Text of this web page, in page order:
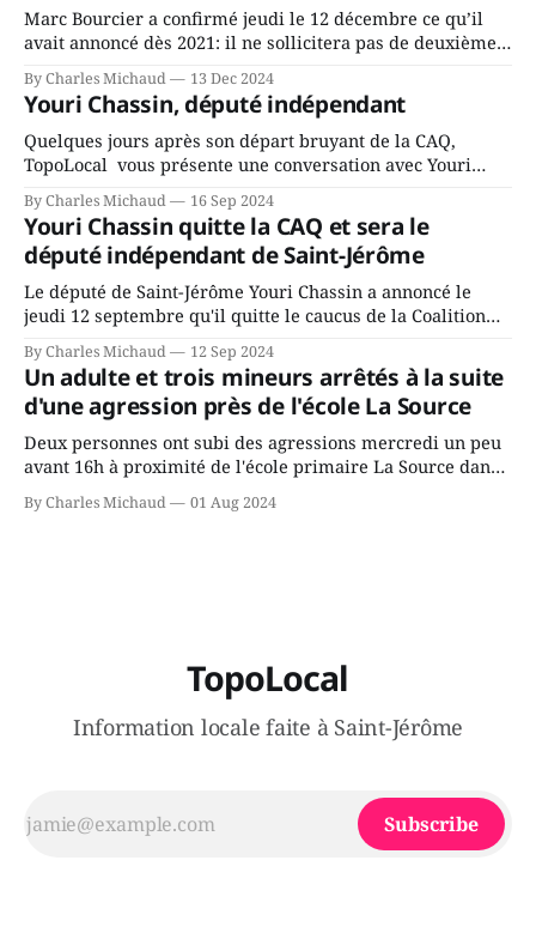
Marc Bourcier a confirmé jeudi le 12 décembre ce qu’il
avait annoncé dès 2021: il ne sollicitera pas de deuxième
mandat à titre de maire de Saint-Jérôme. Bourcier en a
fait l’annonce en s’adressant aux employés de la ville,
rassemblés en soirée pour leur traditionnel souper
By Charles Michaud 13 Dec 2024
Youri Chassin, député indépendant
Quelques jours après son départ bruyant de la CAQ,
TopoLocal vous présente une conversation avec Youri
Chassin. Nous avons causé de sa décision. Y songeait-il
depuis longtemps? Sera-t-il candidat indépendant dans 2
ans? Joindrait-il un autre parti, par exemple les
conservateurs d’Éric Duhaime? Que lui
By Charles Michaud 16 Sep 2024
Youri Chassin quitte la CAQ et sera le
député indépendant de Saint-Jérôme
Le député de Saint-Jérôme Youri Chassin a annoncé le
jeudi 12 septembre qu'il quitte le caucus de la Coalition
Avenir Québec de François Legault parce qu'il est déçu du
gouvernement de la CAQ, surtout de son incapacité, qu'il
juge chronique, à offrir des
By Charles Michaud 12 Sep 2024
Un adulte et trois mineurs arrêtés à la suite
d'une agression près de l'école La Source
Deux personnes ont subi des agressions mercredi un peu
avant 16h à proximité de l'école primaire La Source dans
le secteur Bellefeuille de Saint-Jérôme. L'une de deux
victimes aurait été écrasée sous un véhicule et aspergée
By Charles Michaud 01 Aug 2024
TopoLocal
Information locale faite à Saint-Jérôme
Subscribe